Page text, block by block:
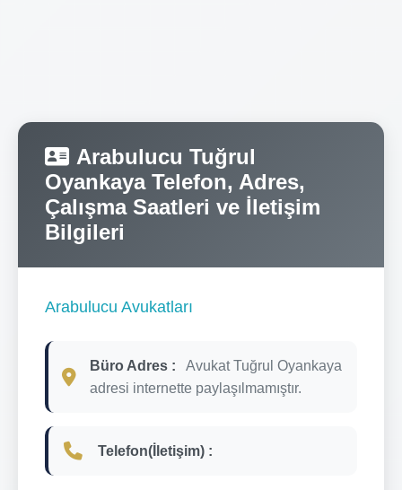
Arabulucu Tuğrul
Oyankaya Telefon, Adres,
Çalışma Saatleri ve İletişim
Bilgileri
Arabulucu Avukatları
Büro Adres :
Avukat Tuğrul Oyankaya
adresi internette paylaşılmamıştır.
Telefon(İletişim) :